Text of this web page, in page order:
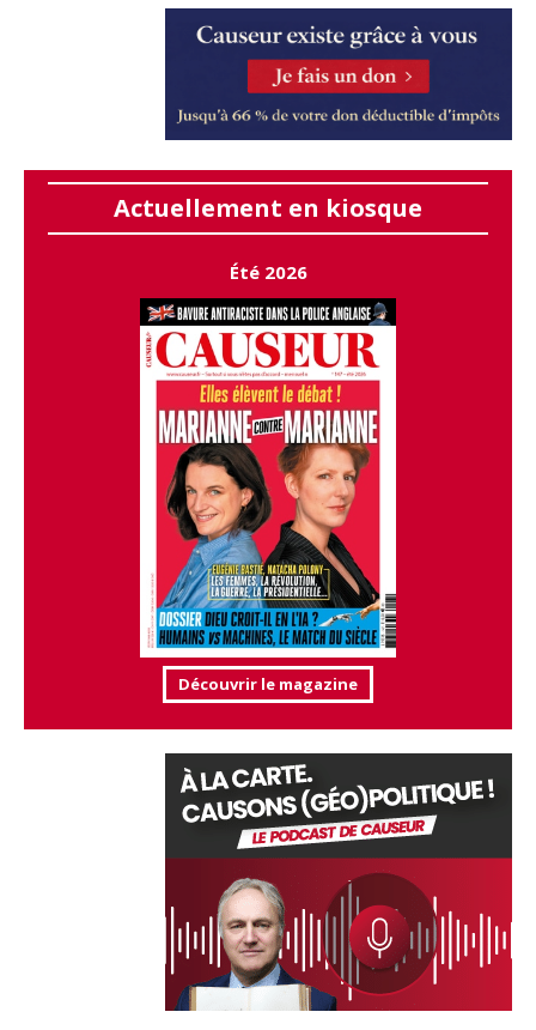
Actuellement en kiosque
Été 2026
Découvrir le magazine